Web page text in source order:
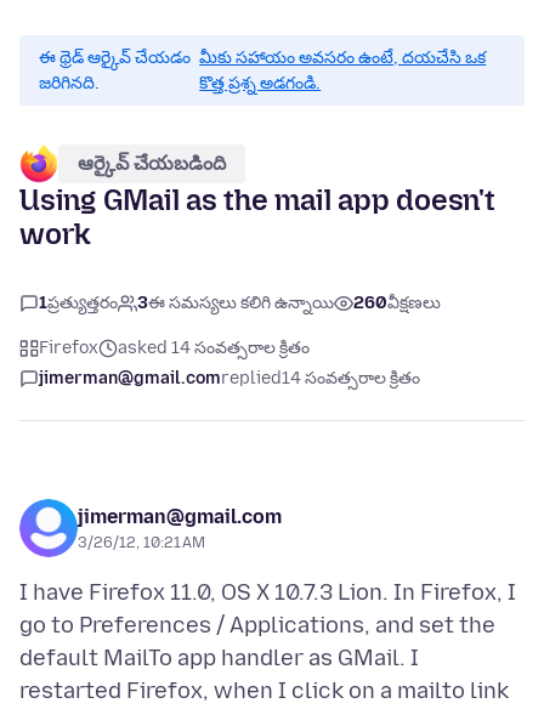
ఈ థ్రెడ్ ఆర్కైవ్ చేయడం
జరిగినది.
మీకు సహాయం అవసరం ఉంటే, దయచేసి ఒక
కొత్త ప్రశ్న అడగండి.
ఆర్కైవ్ చేయబడింది
Using GMail as the mail app doesn't
work
1ప్రత్యుత్తరం 3ఈ సమస్యలు కలిగి ఉన్నాయి 260వీక్షణలు
Firefox
asked 14 సంవత్సరాల క్రితం
jimerman@gmail.comreplied14 సంవత్సరాల క్రితం
jimerman@gmail.com
3/26/12, 10:21 AM
I have Firefox 11.0, OS X 10.7.3 Lion. In Firefox, I
go to Preferences / Applications, and set the
default MailTo app handler as GMail. I
restarted Firefox, when I click on a mailto link